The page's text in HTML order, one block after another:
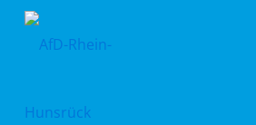
Zum